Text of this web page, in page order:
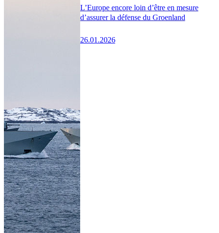
L’Europe encore loin d’être en mesure
d’assurer la défense du Groenland
26.01.2026